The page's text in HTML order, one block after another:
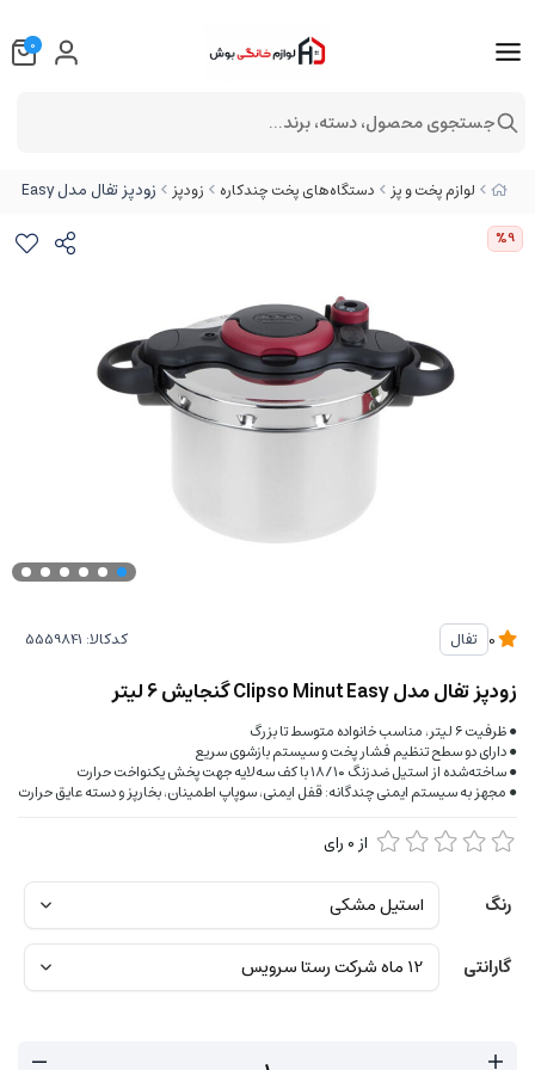
لوازم پخت و پز دستگاه‌های پخت چندکاره زودپز زودپز تفال مدل Clipso Minut Easy گنجایش 6 لیتر
%9
تفال کدکالا:
زودپز تفال مدل Clipso Minut Easy گنجایش 6 لیتر
● ظرفیت ۶ لیتر، مناسب خانواده متوسط تا بزرگ
● دارای دو سطح تنظیم فشار پخت و سیستم بازشوی سریع
● ساخته‌شده از استیل ضدزنگ ۱۸/۱۰ با کف سه‌لایه جهت پخش یکنواخت حرارت
● مجهز به سیستم ایمنی چندگانه: قفل ایمنی، سوپاپ اطمینان، بخارپز و دسته عایق حرارت
از 0 رای
رنگ
گارانتی
0
جستجوی محصول، دسته، برند...